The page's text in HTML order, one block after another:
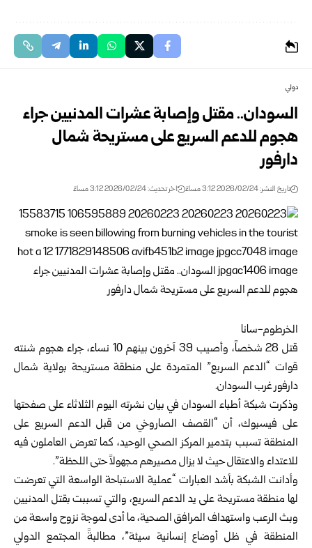
دولي
السودان.. مقتل وإصابة عشرات المدنيين جراء
هجوم للدعم السريع على مستريحة شمال
دارفور
تاريخ النشر: 2026/02/24 3:12 مساءً اخر تحديث: 2026/02/24 3:12 مساءً
الخرطوم-سانا
قتل 28 شخصاً، وأصيب 39 آخرون بينهم 10 نساء، جراء هجوم شنته
قوات “الدعم السريع” المتمردة على منطقة مستريحة بولاية شمال
دارفور غرب السودان.
وذكرت شبكة أطباء السودان في بيان نشرته اليوم الثلاثاء على صفحتها
على فيسبوك، أن “القصف الصاروخي من قبل الدعم السريع على
المنطقة تسبب بتدمير المركز الصحي الوحيد، كما تعرض العاملون فيه
للاعتداء والاعتقال حيث لا يزال مصيرهم مجهولاً حتى اللحظة”.
وأدانت الشبكة بأشد العبارات “عملية الاستباحة الواسعة التي تعرضت
لها منطقة مستريحة على يد الدعم السريع، والتي تسببت بقتل المدنيين
وبث الرعب واستهداف المرافق الصحية، ما أدى لموجة نزوح واسعة من
المنطقة في ظل أوضاع إنسانية سيئة”، مطالبةً المجتمع الدولي